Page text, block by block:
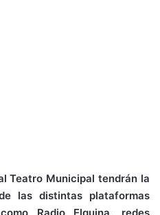
Teatro Municipal tendrán la
las distintas plataformas